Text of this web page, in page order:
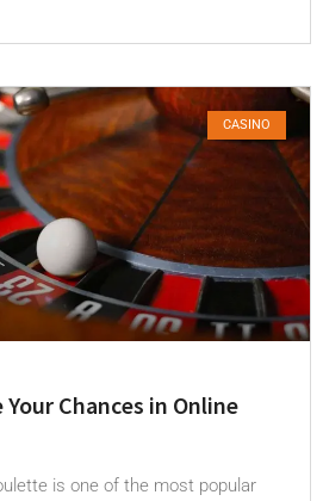
CASINO
Chances in Online
is one of the most popular